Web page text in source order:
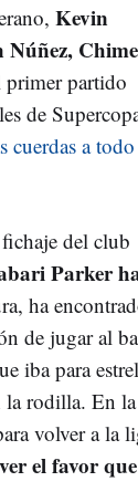
Kevin
primer partido
de
cuerdas a
fichaje del club
Parker
ha
de jugar al
iba para
rodilla. En
volver a la
el favor